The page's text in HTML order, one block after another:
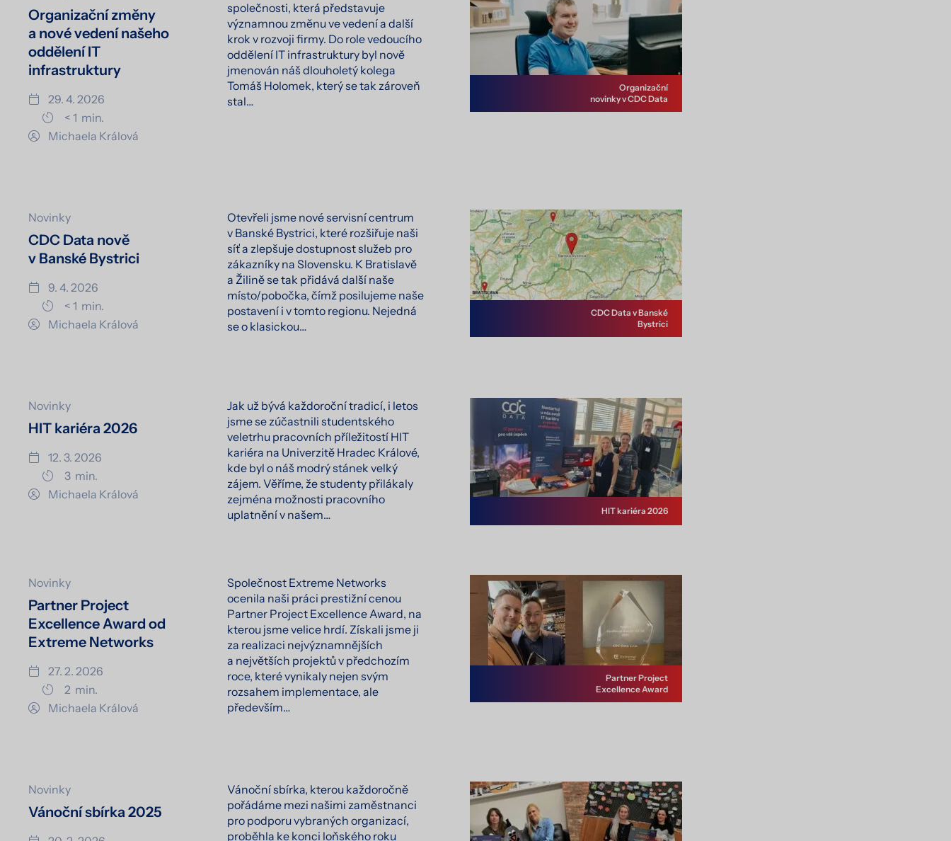
Organizační změny
a nové vedení našeho
oddělení IT
infrastruktury
29. 4. 2026
< 1 min.
Michaela Králová
společnosti, která představuje
významnou změnu ve vedení a další
krok v rozvoji firmy. Do role vedoucího
oddělení IT infrastruktury byl nově
jmenován náš dlouholetý kolega
Tomáš Holomek, který se tak zároveň
stal…
Organizační
novinky v CDC Data
Novinky
CDC Data nově
v Banské Bystrici
9. 4. 2026
< 1 min.
Michaela Králová
Otevřeli jsme nové servisní centrum
v Banské Bystrici, které rozšiřuje naši
síť a zlepšuje dostupnost služeb pro
zákazníky na Slovensku. K Bratislavě
a Žilině se tak přidává další naše
místo/pobočka, čímž posilujeme naše
postavení i v tomto regionu. Nejedná
se o klasickou…
CDC Data v Banské
Bystrici
Novinky
HIT kariéra 2026
12. 3. 2026
3 min.
Michaela Králová
Jak už bývá každoroční tradicí, i letos
jsme se zúčastnili studentského
veletrhu pracovních příležitostí HIT
kariéra na Univerzitě Hradec Králové,
kde byl o náš modrý stánek velký
zájem. Věříme, že studenty přilákaly
zejména možnosti pracovního
uplatnění v našem…
HIT kariéra 2026
Novinky
Partner Project
Excellence Award od
Extreme Networks
27. 2. 2026
2 min.
Michaela Králová
Společnost Extreme Networks
ocenila naši práci prestižní cenou
Partner Project Excellence Award, na
kterou jsme velice hrdí. Získali jsme ji
za realizaci nejvýznamnějších
a největších projektů v předchozím
roce, které vynikaly nejen svým
rozsahem implementace, ale
především…
Partner Project
Excellence Award
Novinky
Vánoční sbírka 2025
Vánoční sbírka, kterou každoročně
pořádáme mezi našimi zaměstnanci
pro podporu vybraných organizací,
proběhla ke konci loňského roku